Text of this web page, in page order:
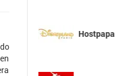
Hostpapa